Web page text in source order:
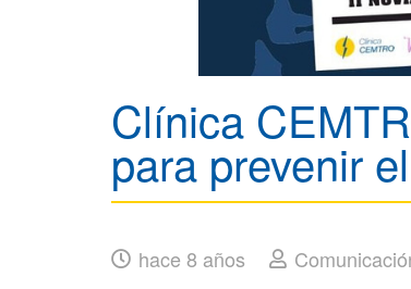
Clínica
para prevenir
hace 8 años